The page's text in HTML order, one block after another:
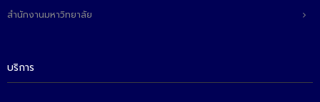
สำนักงานมหาวิทยาลัย
บริการ